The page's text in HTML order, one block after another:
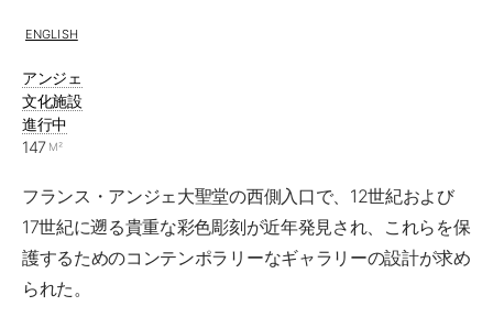
ENGLISH
アンジェ
文化施設
進行中
147 M²
フランス・アンジェ大聖堂の西側入口で、12世紀および
17世紀に遡る貴重な彩色彫刻が近年発見され、これらを保
護するためのコンテンポラリーなギャラリーの設計が求め
られた。